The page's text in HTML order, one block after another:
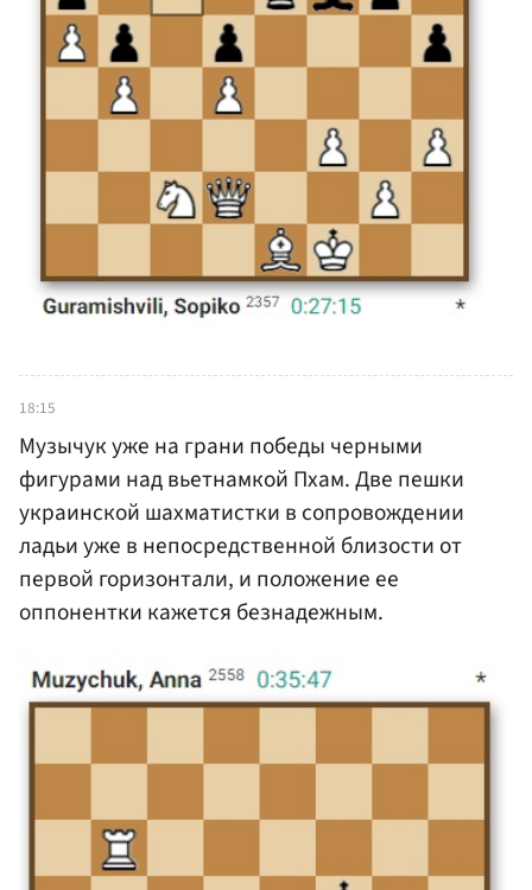
18:15
Музычук уже на грани победы черными
фигурами над вьетнамкой Пхам. Две пешки
украинской шахматистки в сопровождении
ладьи уже в непосредственной близости от
первой горизонтали, и положение ее
оппонентки кажется безнадежным.